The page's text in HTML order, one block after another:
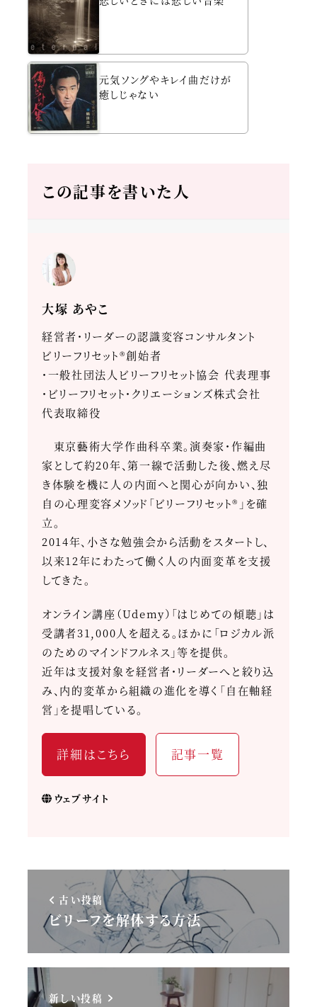
元気ソングやキレイ曲だけが
癒しじゃない
この記事を書いた人
大塚 あやこ
経営者・リーダーの認識変容コンサルタント
ビリーフリセット®創始者
・一般社団法人ビリーフリセット協会 代表理事
・ビリーフリセット・クリエーションズ株式会社
代表取締役
東京藝術大学作曲科卒業。演奏家・作編曲
家として約20年、第一線で活動した後、燃え尽
き体験を機に人の内面へと関心が向かい、独
自の心理変容メソッド「ビリーフリセット®」を確
立。
2014年、小さな勉強会から活動をスタートし、
以来12年にわたって働く人の内面変革を支援
してきた。
オンライン講座（Udemy）「はじめての傾聴」は
受講者31,000人を超える。ほかに「ロジカル派
のためのマインドフルネス」等を提供。
近年は支援対象を経営者・リーダーへと絞り込
み、内的変革から組織の進化を導く「自在軸経
営」を提唱している。
詳細はこちら 記事一覧
ウェブサイト
古い投稿
ビリーフを解体する方法
新しい投稿